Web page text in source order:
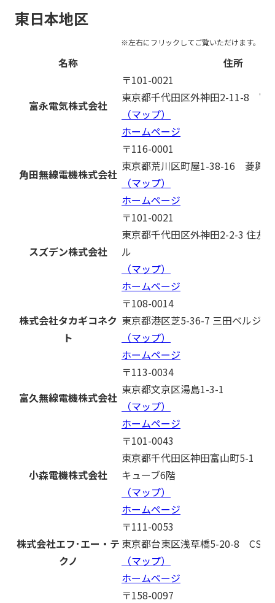
東日本地区
名称 住所
富永電気株式会社
〒101-0021
東京都千代田区外神田2-11-8 富
（マップ）
ホームページ
角田無線電機株式会社
〒116-0001
東京都荒川区町屋1-38-16 菱興
（マップ）
ホームページ
スズデン株式会社
〒101-0021
東京都千代田区外神田2-2-3 住友
ル
（マップ）
ホームページ
株式会社タカギコネク
ト
〒108-0014
東京都港区芝5-36-7 三田ベルジュ
（マップ）
ホームページ
富久無線電機株式会社
〒113-0034
東京都文京区湯島1-3-1
（マップ）
ホームページ
小森電機株式会社
〒101-0043
東京都千代田区神田富山町5-1
キューブ6階
（マップ）
ホームページ
株式会社エフ･エー・テ
クノ
〒111-0053
東京都台東区浅草橋5-20-8 CSタ
（マップ）
ホームページ
〒158-0097